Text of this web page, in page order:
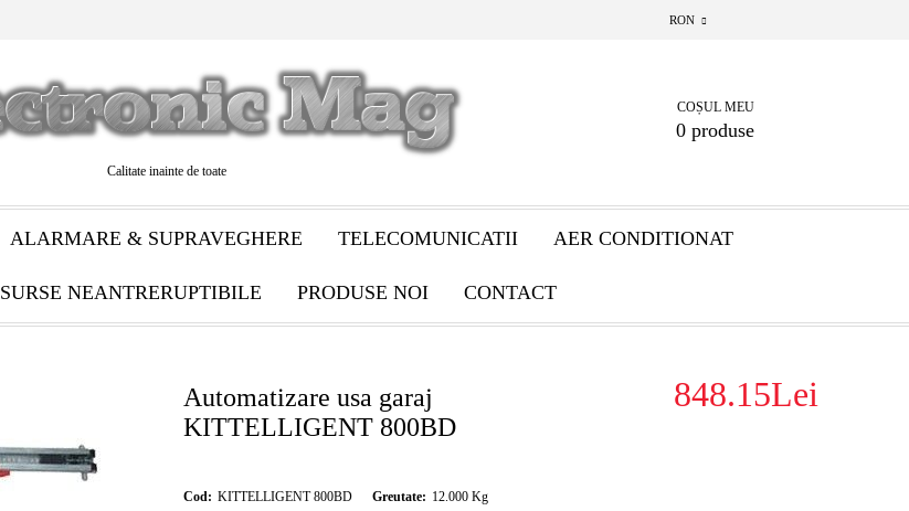
RON
Calitate inainte de toate
COȘUL MEU
0 produse
ALARMARE & SUPRAVEGHERE TELECOMUNICATII AER CONDITIONAT
SURSE NEANTRERUPTIBILE PRODUSE NOI CONTACT
Automatizare usa garaj
KITTELLIGENT 800BD
848.15Lei
Cod: KITTELLIGENT 800BD Greutate: 12.000 Kg